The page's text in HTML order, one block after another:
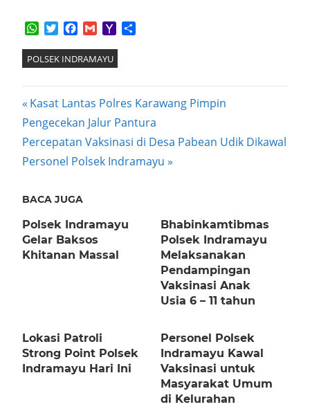
WhatsApp
TwitterFacebook
GmailYahoo
POLSEK INDRAMAYU
Post
navigation
Previous
Post:
Kasat Lantas Polres Karawang Pimpin
Pengecekan Jalur Pantura
Next
Post:
Percepatan Vaksinasi di Desa Pabean Udik Dikawal
Personel Polsek Indramayu
BACA JUGA
Polsek Indramayu
Gelar Baksos
Khitanan Massal
Bhabinkamtibmas
Polsek Indramayu
Melaksanakan
Pendampingan
Vaksinasi Anak
Usia 6 – 11 tahun
Lokasi Patroli
Strong Point Polsek
Indramayu Hari Ini
Personel Polsek
Indramayu Kawal
Vaksinasi untuk
Masyarakat Umum
di Kelurahan